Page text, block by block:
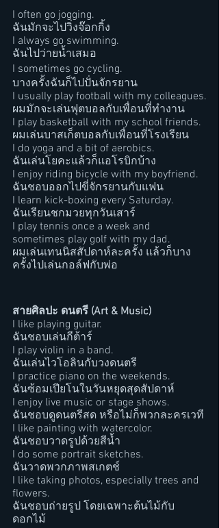
I often go jogging.
ฉันมักจะไปวิ่งจ๊อกกิ้ง
I always go swimming.
ฉันไปว่ายน้ำเสมอ
I sometimes go cycling.
บางครั้งฉันก็ไปปั่นจักรยาน
I usually play football with my colleagues.
ผมมักจะเล่นฟุตบอลกับเพื่อนที่ทำงาน
I play basketball with my school friends.
ผมเล่นบาสเก็ตบอลกับเพื่อนที่โรงเรียน
I do yoga and a bit of aerobics.
ฉันเล่นโยคะแล้วก็แอโรบิกบ้าง
I enjoy riding bicycle with my boyfriend.
ฉันชอบออกไปขี่จักรยานกับแฟน
I learn kick-boxing every Saturday.
ฉันเรียนชกมวยทุกวันเสาร์
I play tennis once a week and
sometimes play golf with my dad.
ผมเล่นเทนนิสสัปดาห์ละครั้ง แล้วก็บาง
ครั้งไปเล่นกอล์ฟกับพ่อ
สายศิลปะ ดนตรี (Art & Music)
I like playing guitar.
ฉันชอบเล่นกีต้าร์
I play violin in a band.
ฉันเล่นไวโอลินกับวงดนตรี
I practice piano on the weekends.
ฉันซ้อมเปียโนในวันหยุดสุดสัปดาห์
I enjoy live music or stage shows.
ฉันชอบดูดนตรีสด หรือไม่ก็พวกละครเวที
I like painting with watercolor.
ฉันชอบวาดรูปด้วยสีน้ำ
I do some portrait sketches.
ฉันวาดพวกภาพสเกตช์
I like taking photos, especially trees and
flowers.
ฉันชอบถ่ายรูป โดยเฉพาะต้นไม้กับ
ดอกไม้